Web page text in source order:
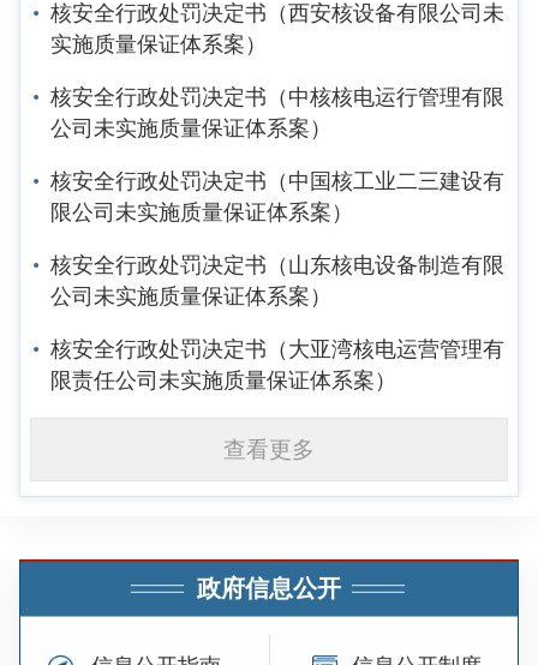
核安全行政处罚决定书（西安核设备有限公司未
实施质量保证体系案）
核安全行政处罚决定书（中核核电运行管理有限
公司未实施质量保证体系案）
核安全行政处罚决定书（中国核工业二三建设有
限公司未实施质量保证体系案）
核安全行政处罚决定书（山东核电设备制造有限
公司未实施质量保证体系案）
核安全行政处罚决定书（大亚湾核电运营管理有
限责任公司未实施质量保证体系案）
查看更多
政府信息公开